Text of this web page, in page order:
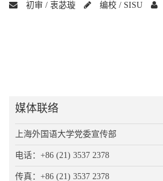
初审 / 衷苾璇 编校 / SISU
媒体联络
上海外国语大学党委宣传部
电话：+86 (21) 3537 2378
传真：+86 (21) 3537 2378